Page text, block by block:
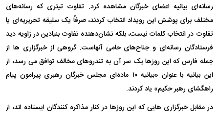
رسانه‌ای بیانیه اعضای خبرگان مشاهده کرد. تفاوت تیتری که رسانه‌های
مختلف برای پوشش این رویداد انتخاب کردند، صرفاً یک سلیقه تحریریه‌ای یا
تفاوت در انتخاب کلمات نیست، بلکه نشان‌دهنده تفاوت بنیادین در زاویه دید
فرستادگان رسانه‌ای و جناح‌های حامی آنهاست. گروهی از خبرگزاری ها از
جمله فارس که این روزها یک سر آن به تندروهای مخالف توافق می رسد، از
این بیانیه با عنوان «بیانیه ۱۰ ماده‌ای مجلس خبرگان رهبری پیرامون پیام
راهگشای رهبر حکیم» یاد کردند.
در مقابل خبرگزاری هایی که این روزها در کنار مذاکره کنندگان ایستاده اند، از